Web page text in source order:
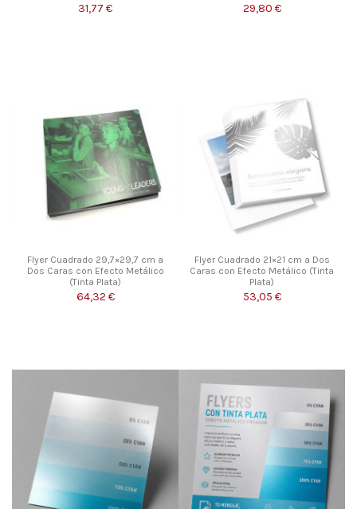
31,77 € 29,80 €
Flyer Cuadrado 29,7×29,7 cm a
Dos Caras con Efecto Metálico
(Tinta Plata)
64,32 €
Flyer Cuadrado 21×21 cm a Dos
Caras con Efecto Metálico (Tinta
Plata)
53,05 €